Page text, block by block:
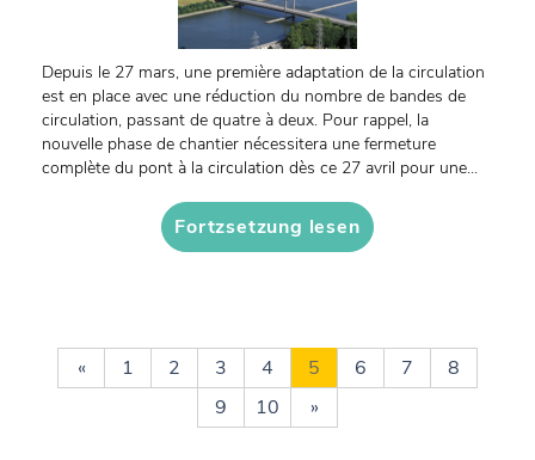
Depuis le 27 mars, une première adaptation de la circulation
est en place avec une réduction du nombre de bandes de
circulation, passant de quatre à deux. Pour rappel, la
nouvelle phase de chantier nécessitera une fermeture
complète du pont à la circulation dès ce 27 avril pour une...
Fortzsetzung lesen
« 1 2 3 4 5 6 7
8
9
10 »